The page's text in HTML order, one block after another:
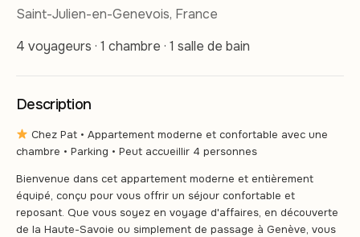
Saint-Julien-en-Genevois, France
4 voyageurs · 1 chambre · 1 salle de bain
Description
Chez Pat • Appartement moderne et confortable avec une
chambre • Parking • Peut accueillir 4 personnes
Bienvenue dans cet appartement moderne et entièrement
équipé, conçu pour vous offrir un séjour confortable et
reposant. Que vous soyez en voyage d'affaires, en découverte
de la Haute-Savoie ou simplement de passage à Genève, vous